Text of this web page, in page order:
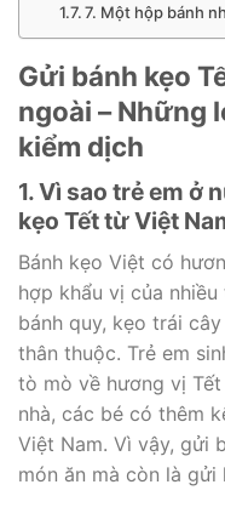
7. Một hộp bánh
Gửi bánh kẹo
ngoài – Những
kiểm dịch
1. Vì sao trẻ em ở
kẹo Tết từ Việt
Bánh kẹo Việt có
hợp khẩu vị của
bánh quy, kẹo trái
thân thuộc. Trẻ em
tò mò về hương vị
nhà, các bé có thêm
Việt Nam. Vì vậy, gửi
món ăn mà còn là gửi